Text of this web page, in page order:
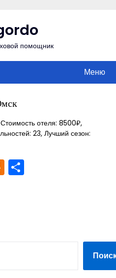
помощник
Меню
отеля: 8500₽,
23, Лучший сезон:
Odnoklassniki